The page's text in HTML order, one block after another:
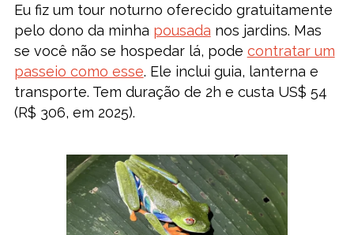
Eu fiz um tour noturno oferecido gratuitamente
pelo dono da minha pousada nos jardins. Mas
se você não se hospedar lá, pode contratar um
passeio como esse. Ele inclui guia, lanterna e
transporte. Tem duração de 2h e custa US$ 54
(R$ 306, em 2025).